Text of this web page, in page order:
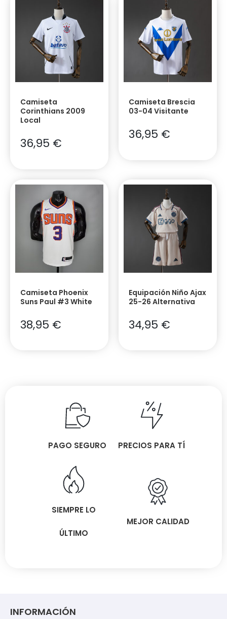
Camiseta
Corinthians 2009
Local
36,95 €
Camiseta Brescia
03-04 Visitante
36,95 €
Camiseta Phoenix
Suns Paul #3 White
38,95 €
Equipación Niño Ajax
25-26 Alternativa
34,95 €
PAGO SEGURO PRECIOS PARA TÍ
SIEMPRE LO
ÚLTIMO
MEJOR CALIDAD
INFORMACIÓN